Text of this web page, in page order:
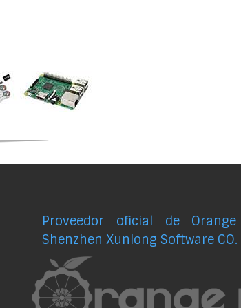
Proveedor oficial de
Shenzhen Xunlong Software CO.